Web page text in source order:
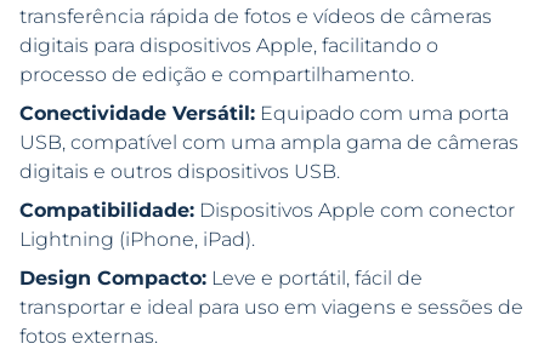
transferência rápida de fotos e vídeos de câmeras
digitais para dispositivos Apple, facilitando o
processo de edição e compartilhamento.
Conectividade Versátil: Equipado com uma porta
USB, compatível com uma ampla gama de câmeras
digitais e outros dispositivos USB.
Compatibilidade: Dispositivos Apple com conector
Lightning (iPhone, iPad).
Design Compacto: Leve e portátil, fácil de
transportar e ideal para uso em viagens e sessões de
fotos externas.